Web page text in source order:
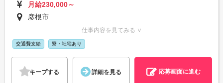
月給230,000～
彦根市
仕事内容を見てみる ∨
交通費支給 寮・社宅あり
キープする 詳細を見る 応募画面に進む